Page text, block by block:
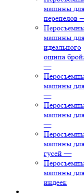
машины для
перепелов
машины для
идеального
ощипа
—
машины
—
машины
—
машины для
гусей —
машины для
индеек